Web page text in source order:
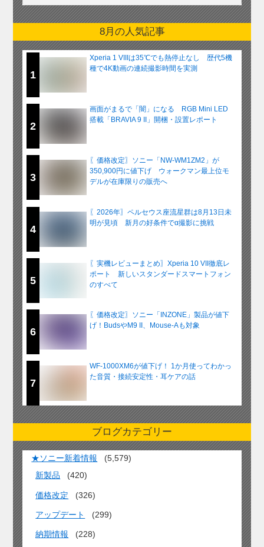
8月の人気記事
1
Xperia 1 VIIIは35℃でも熱停止なし 歴代5機
種で4K動画の連続撮影時間を実測
2
画面がまるで「闇」になる RGB Mini LED
搭載「BRAVIA 9 II」開梱・設置レポート
3
〖価格改定〗ソニー「NW-WM1ZM2」が
350,900円に値下げ ウォークマン最上位モ
デルが在庫限りの販売へ
4
〖2026年〗ペルセウス座流星群は8月13日未
明が見頃 新月の好条件でα撮影に挑戦
5
〖実機レビューまとめ〗Xperia 10 VII徹底レ
ポート 新しいスタンダードスマートフォン
のすべて
6
〖価格改定〗ソニー「INZONE」製品が値下
げ！BudsやM9 II、Mouse-Aも対象
7
WF-1000XM6が値下げ！ 1か月使ってわかっ
た音質・接続安定性・耳ケアの話
ブログカテゴリー
★ソニー新着情報
(5,579)
新製品
(420)
価格改定 (326)
アップデート (299)
納期情報 (228)